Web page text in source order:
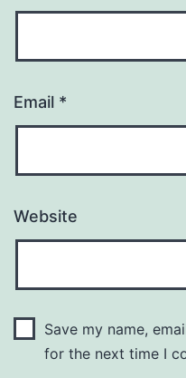
Email *
Website
Save my name,
for the next time I